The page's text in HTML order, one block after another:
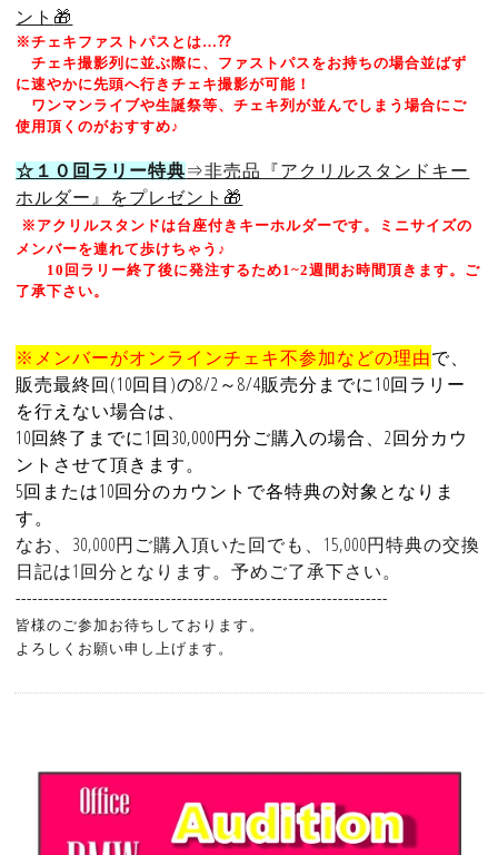
ント 🎁
※チェキファストパスとは…⁇
チェキ撮影列に並ぶ際に、ファストパスをお持ちの場合並ばず
に速やかに先頭へ行きチェキ撮影が可能！
ワンマンライブや生誕祭等、チェキ列が並んでしまう場合にご
使用頂くのがおすすめ♪
☆１０回ラリー特典⇒非売品『アクリルスタンドキー
ホルダー』をプレゼント🎁
※アクリルスタンドは台座付きキーホルダーです。ミニサイズの
メンバーを連れて歩けちゃう♪
10回ラリー終了後に発注するため1~2週間お時間頂きます。ご
了承下さい。
※メンバーがオンラインチェキ不参加などの理由で、
販売最終回(10回目)の8/2～8/4販売分までに10回ラリー
を行えない場合は、
10回終了までに1回30,000円分ご購入の場合、2回分カウ
ントさせて頂きます。
5回または10回分のカウントで各特典の対象となりま
す。
なお、30,000円ご購入頂いた回でも、15,000円特典の交換
日記は1回分となります。予めご了承下さい。
-------------------------------------------------------------------
皆様のご参加お待ちしております。
よろしくお願い申し上げます。